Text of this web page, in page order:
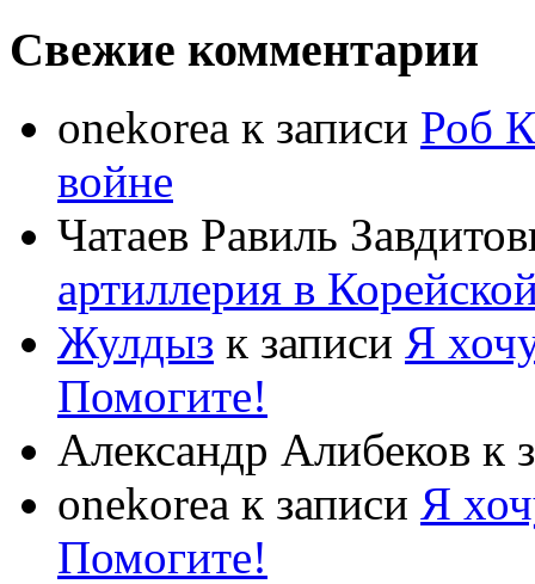
Свежие комментарии
onekorea к записи Роб
войне
Чатаев Равиль
артиллерия в
Жулдыз к записи Я
Помогите!
Александр Алибеков к
onekorea к записи Я
Помогите!